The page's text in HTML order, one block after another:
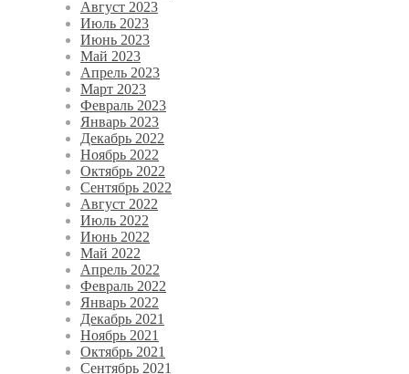
Август 2023
Июль 2023
Июнь 2023
Май 2023
Апрель 2023
Март 2023
Февраль 2023
Январь 2023
Декабрь 2022
Ноябрь 2022
Октябрь 2022
Сентябрь 2022
Август 2022
Июль 2022
Июнь 2022
Май 2022
Апрель 2022
Февраль 2022
Январь 2022
Декабрь 2021
Ноябрь 2021
Октябрь 2021
Сентябрь 2021